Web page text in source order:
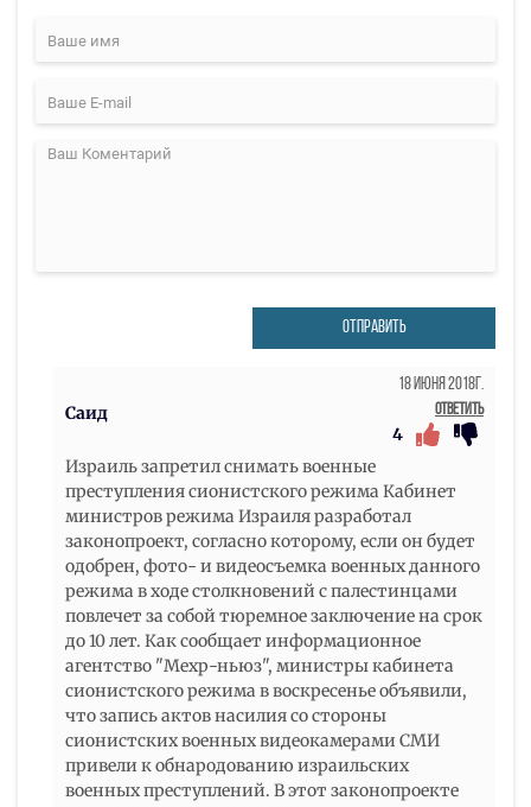
ОТПРАВИТЬ
Саид
18 Июня 2018г.
Ответить
4
Израиль запретил снимать военные
преступления сионистского режима Кабинет
министров режима Израиля разработал
законопроект, согласно которому, если он будет
одобрен, фото- и видеосъемка военных данного
режима в ходе столкновений с палестинцами
повлечет за собой тюремное заключение на срок
до 10 лет. Как сообщает информационное
агентство "Мехр-ньюз", министры кабинета
сионистского режима в воскресенье объявили,
что запись актов насилия со стороны
сионистских военных видеокамерами СМИ
привели к обнародованию израильских
военных преступлений. В этот законопроекте